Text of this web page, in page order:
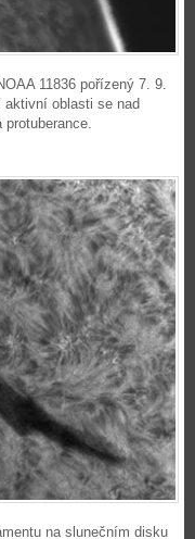
11836 pořízený 7. 9.
aktivní oblasti se nad
na slunečním disku